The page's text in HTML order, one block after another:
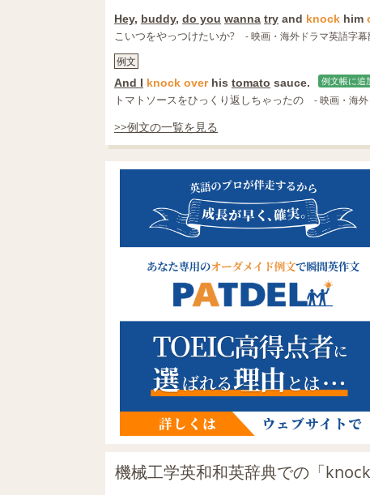
Hey, buddy, do you wanna try and knock him
こいつをやっつけたいか?
- 映画・海外ドラマ英語字
例文
And I knock overhis tomato sauce. 例文帳に追
トマトソースをひっくり返しちゃったの - 映画・海
>>例文の一覧を見る
機械工学英和和英辞典での「